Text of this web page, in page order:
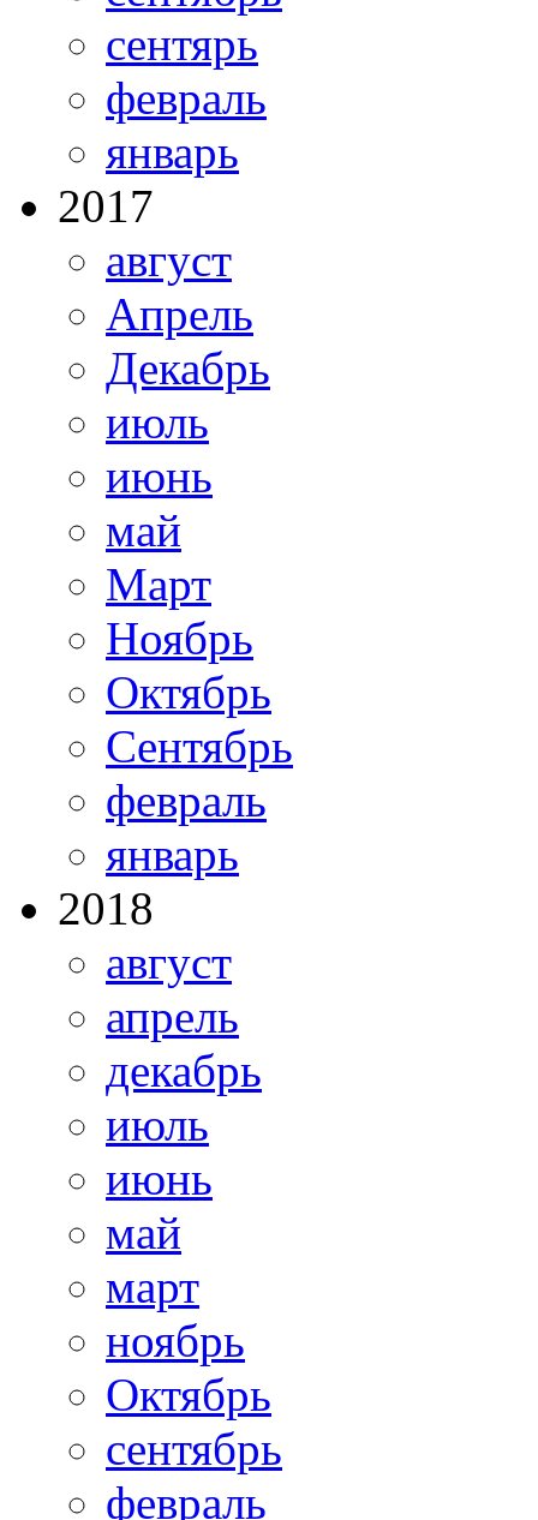
сентярь
февраль
январь
2017
август
Апрель
Декабрь
июль
июнь
май
Март
Ноябрь
Октябрь
Сентябрь
февраль
январь
2018
август
апрель
декабрь
июль
июнь
май
март
ноябрь
Октябрь
сентябрь
февраль